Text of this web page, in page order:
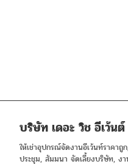
บริษัท เดอะ วิช อีเว้น
ให้เช่าอุปกรณ์จัดงานอีเว้นท์ราคา
ประชุม, สัมมนา จัดเลี้ยงบริษัท, ง